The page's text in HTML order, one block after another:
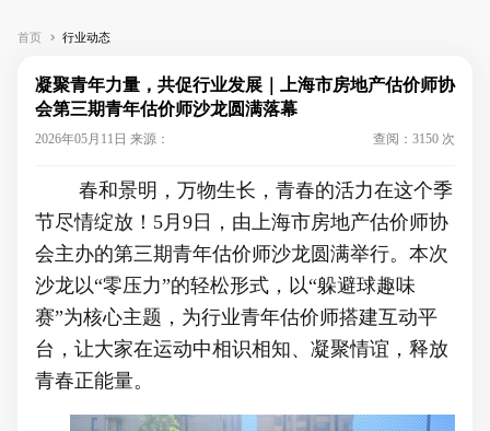
首页 行业动态
凝聚青年力量，共促行业发展｜上海市房地产估价师协
会第三期青年估价师沙龙圆满落幕
2026年05月11日 来源： 查阅：3150 次
春和景明，万物生长，青春的活力在这个季
节尽情绽放！ 5月9日，由上海市房地产估价师协
会主办的第三期青年估价师沙龙圆满举行。本次
沙龙以“零压力”的轻松形式，以“躲避球趣味
赛”为核心主题，为行业青年估价师搭建互动平
台，让大家在运动中相识相知、凝聚情谊，释放
青春正能量。